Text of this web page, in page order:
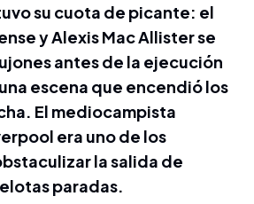
su cuota de picante: el
y Alexis Mac Allister se
antes de la ejecución
escena que encendió los
El mediocampista
era uno de los
la salida de
paradas.